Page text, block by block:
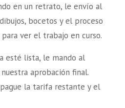
en un retrato, le envío al
bocetos y el proceso
ver el trabajo en curso.
esté lista, le mando al
aprobación final.
la tarifa restante y el